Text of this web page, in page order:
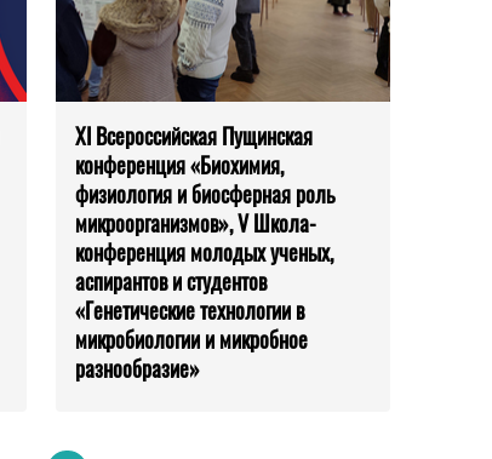
XI Всероссийская Пущинская
конференция «Биохимия,
физиология и биосферная роль
микроорганизмов», V Школа-
конференция молодых ученых,
аспирантов и студентов
«Генетические технологии в
микробиологии и микробное
разнообразие»